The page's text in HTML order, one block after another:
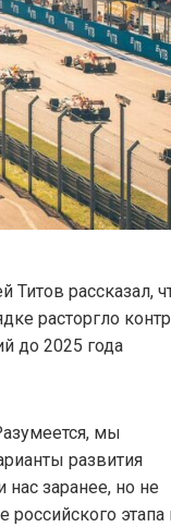
рассказал,
расторгло
до 2025 года
мы
развития
заранее, но не
российского этапа